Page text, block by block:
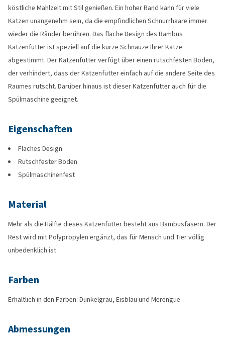
köstliche Mahlzeit mit Stil genießen. Ein hoher Rand kann für viele
Katzen unangenehm sein, da die empfindlichen Schnurrhaare immer
wieder die Ränder berühren. Das flache Design des Bambus
Katzenfutter ist speziell auf die kurze Schnauze Ihrer Katze
abgestimmt. Der Katzenfutter verfügt über einen rutschfesten Boden,
der verhindert, dass der Katzenfutter einfach auf die andere Seite des
Raumes rutscht. Darüber hinaus ist dieser Katzenfutter auch für die
Spülmaschine geeignet.
Eigenschaften
Flaches Design
Rutschfester Boden
Spülmaschinenfest
Material
Mehr als die Hälfte dieses Katzenfutter besteht aus Bambusfasern. Der
Rest wird mit Polypropylen ergänzt, das für Mensch und Tier völlig
unbedenklich ist.
Farben
Erhältlich in den Farben: Dunkelgrau, Eisblau und Merengue
Abmessungen